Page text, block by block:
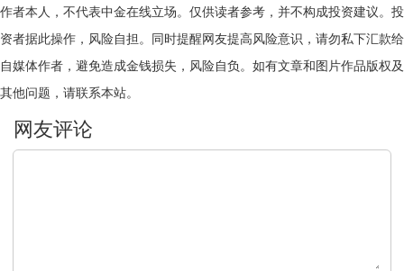
作者本人，不代表中金在线立场。仅供读者参考，并不构成投资建议。投
资者据此操作，风险自担。同时提醒网友提高风险意识，请勿私下汇款给
自媒体作者，避免造成金钱损失，风险自负。如有文章和图片作品版权及
其他问题，请联系本站。